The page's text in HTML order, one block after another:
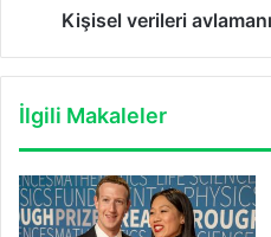
Kişisel verileri
İlgili Makaleler